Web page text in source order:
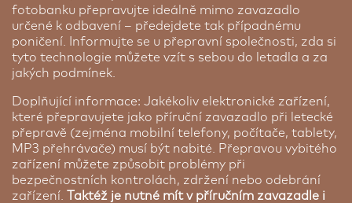
fotobanku přepravujte ideálně mimo zavazadlo
určené k odbavení – předejdete tak případnému
poničení. Informujte se u přepravní společnosti, zda si
tyto technologie můžete vzít s sebou do letadla a za
jakých podmínek.
Doplňující informace: Jakékoliv elektronické zařízení,
které přepravujete jako příruční zavazadlo při letecké
přepravě (zejména mobilní telefony, počítače, tablety,
MP3 přehrávače) musí být nabité. Přepravou vybitého
zařízení můžete způsobit problémy při
bezpečnostních kontrolách, zdržení nebo odebrání
zařízení.
Taktéž je nutné mít v příručním zavazadle i